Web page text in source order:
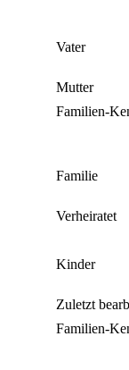
Vater
Mutter
Familien-
Familie
Verheiratet
Kinder
Zuletzt
Familien-